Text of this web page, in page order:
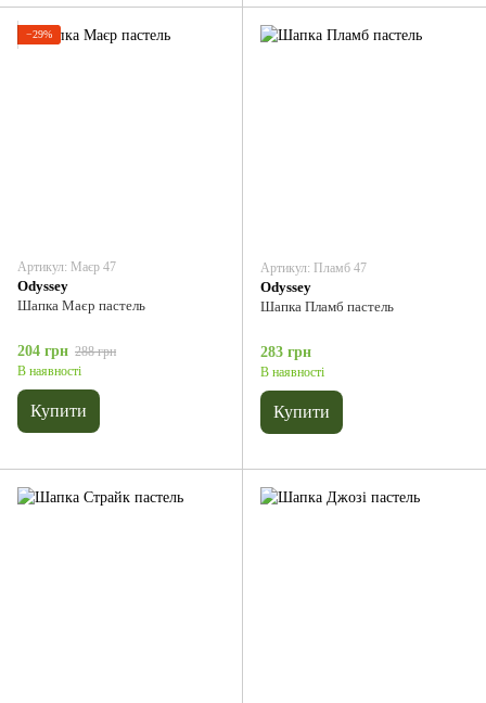
−29%
Артикул: Маєр 47
Odyssey
Шапка Маєр пастель
204 грн 288 грн
В наявності
Купити
Артикул: Пламб 47
Odyssey
Шапка Пламб пастель
283 грн
В наявності
Купити